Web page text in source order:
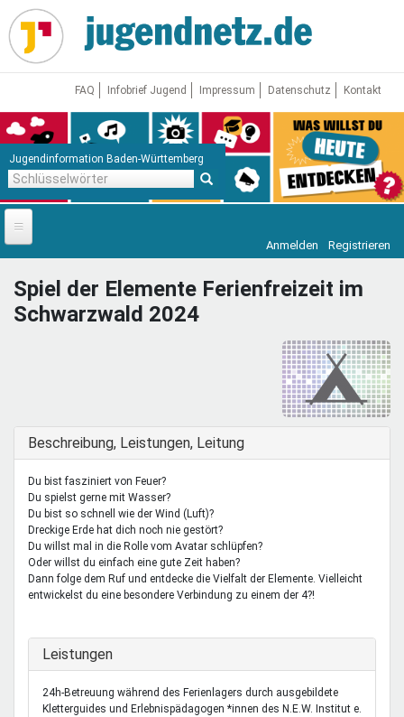
Direkt
zum
Inhalt
FAQ Infobrief Jugend Impressum Datenschutz Kontakt
Jugendinformation Baden-Württemberg
Startseite
News
Jugendnetz
Schule & Beruf
Demokratie & Beteiligung
Anmelden Registrieren
Spiel der Elemente Ferienfreizeit im
Schwarzwald 2024
Ausblenden
Beschreibung, Leistungen, Leitung
Du bist fasziniert von Feuer?
Du spielst gerne mit Wasser?
Du bist so schnell wie der Wind (Luft)?
Dreckige Erde hat dich noch nie gestört?
Du willst mal in die Rolle vom Avatar schlüpfen?
Oder willst du einfach eine gute Zeit haben?
Dann folge dem Ruf und entdecke die Vielfalt der Elemente. Vielleicht
entwickelst du eine besondere Verbindung zu einem der 4?!
Ausblenden
Leistungen
24h-Betreuung während des Ferienlagers durch ausgebildete
Kletterguides und Erlebnispädagogen *innen des N.E.W. Institut e.